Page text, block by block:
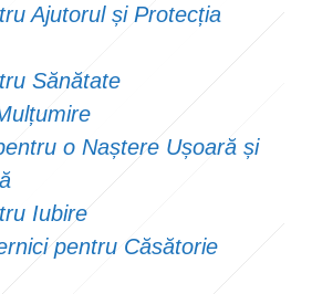
Ajutorul și Protecția
Sănătate
o Naștere Ușoară și
Iubire
pentru Căsătorie